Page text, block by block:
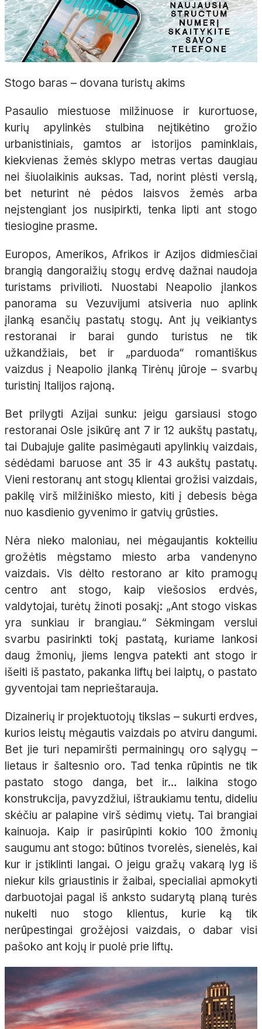
Stogo baras – dovana turistų akims
Pasaulio miestuose milžinuose ir kurortuose,
kurių apylinkės stulbina neįtikėtino grožio
urbanistiniais, gamtos ar istorijos paminklais,
kiekvienas žemės sklypo metras vertas daugiau
nei šiuolaikinis auksas. Tad, norint plėsti verslą,
bet neturint nė pėdos laisvos žemės arba
neįstengiant jos nusipirkti, tenka lipti ant stogo
tiesiogine prasme.
Europos, Amerikos, Afrikos ir Azijos didmiesčiai
brangią dangoraižių stogų erdvę dažnai naudoja
turistams privilioti. Nuostabi Neapolio įlankos
panorama su Vezuvijumi atsiveria nuo aplink
įlanką esančių pastatų stogų. Ant jų veikiantys
restoranai ir barai gundo turistus ne tik
užkandžiais, bet ir „parduoda“ romantiškus
vaizdus į Neapolio įlanką Tirėnų jūroje – svarbų
turistinį Italijos rajoną.
Bet prilygti Azijai sunku: jeigu garsiausi stogo
restoranai Osle įsikūrę ant 7 ir 12 aukštų pastatų,
tai Dubajuje galite pasimėgauti apylinkių vaizdais,
sėdėdami baruose ant 35 ir 43 aukštų pastatų.
Vieni restoranų ant stogų klientai grožisi vaizdais,
pakilę virš milžiniško miesto, kiti į debesis bėga
nuo kasdienio gyvenimo ir gatvių grūsties.
Nėra nieko maloniau, nei mėgaujantis kokteiliu
grožėtis mėgstamo miesto arba vandenyno
vaizdais. Vis dėlto restorano ar kito pramogų
centro ant stogo, kaip viešosios erdvės,
valdytojai, turėtų žinoti posakį: „Ant stogo viskas
yra sunkiau ir brangiau.“ Sėkmingam verslui
svarbu pasirinkti tokį pastatą, kuriame lankosi
daug žmonių, jiems lengva patekti ant stogo ir
išeiti iš pastato, pakanka liftų bei laiptų, o pastato
gyventojai tam neprieštarauja.
Dizainerių ir projektuotojų tikslas – sukurti erdves,
kurios leistų mėgautis vaizdais po atviru dangumi.
Bet jie turi nepamiršti permainingų oro sąlygų –
lietaus ir šaltesnio oro. Tad tenka rūpintis ne tik
pastato stogo danga, bet ir… laikina stogo
konstrukcija, pavyzdžiui, ištraukiamu tentu, dideliu
skėčiu ar palapine virš sėdimų vietų. Tai brangiai
kainuoja. Kaip ir pasirūpinti kokio 100 žmonių
saugumu ant stogo: būtinos tvorelės, sienelės, kai
kur ir įstiklinti langai. O jeigu gražų vakarą lyg iš
niekur kils griaustinis ir žaibai, specialiai apmokyti
darbuotojai pagal iš anksto sudarytą planą turės
nukelti nuo stogo klientus, kurie ką tik
nerūpestingai grožėjosi vaizdais, o dabar visi
pašoko ant kojų ir puolė prie liftų.